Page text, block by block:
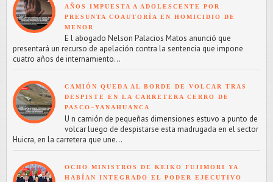
AÑOS IMPUESTA A ADOLESCENTE POR
PRESUNTA COAUTORÍA EN HOMICIDIO DE
MENOR
E l abogado Nelson Palacios Matos anunció que
presentará un recurso de apelación contra la sentencia que impone
cuatro años de internamiento...
CAMIÓN QUEDA AL BORDE DE VOLCAR TRAS
DESPISTE EN LA CARRETERA CERRO DE
PASCO–YANAHUANCA
U n camión de pequeñas dimensiones estuvo a punto de
volcar luego de despistarse esta madrugada en el sector
Huicra, en la carretera que une...
OCHO MINISTROS DE KEIKO FUJIMORI YA
HABÍAN INTEGRADO EL PODER EJECUTIVO